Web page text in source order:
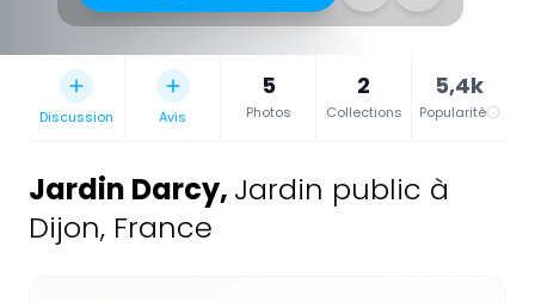
Discussion Avis
5
Photos
2
Collections
5,4k
Popularité
Jardin Darcy, Jardin public à
Dijon, France